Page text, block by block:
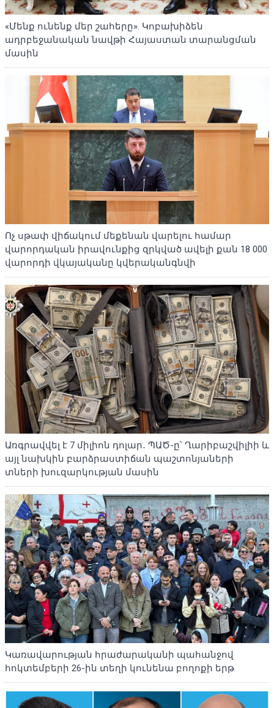
«Մենք ունենք մեր շահերը». Կոբախիձեն
ադրբեջանական նավթի Հայաստան տարանցման
մասին
Ոչ սթափ վիճակում մեքենան վարելու համար
վարորդական իրավունքից զրկված ավելի քան 18 000
վարորդի վկայականը կվերականգնվի
Առգրավվել է 7 միլիոն դոլար․ ՊԱԾ-ը՝ Ղարիբաշվիլիի և
այլ նախկին բարձրաստիճան պաշտոնյաների
տների խուզարկության մասին
Կառավարության հրաժարականի պահանջով
հոկտեմբերի 26-ին տեղի կունենա բողոքի երթ